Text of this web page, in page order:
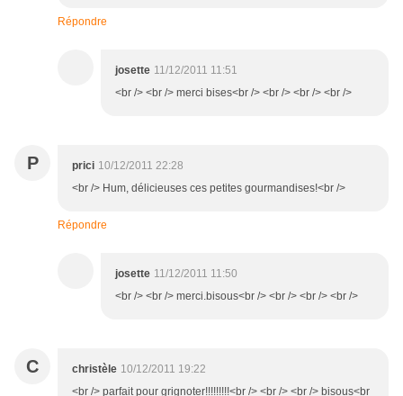
Répondre
josette 11/12/2011 11:51
<br /> <br /> merci bises<br /> <br /> <br /> <br />
P prici 10/12/2011 22:28
<br /> Hum, délicieuses ces petites gourmandises!<br />
Répondre
josette 11/12/2011 11:50
<br /> <br /> merci.bisous<br /> <br /> <br /> <br />
C christèle 10/12/2011 19:22
<br /> parfait pour grignoter!!!!!!!!!<br /> <br /> <br /> bisous<br